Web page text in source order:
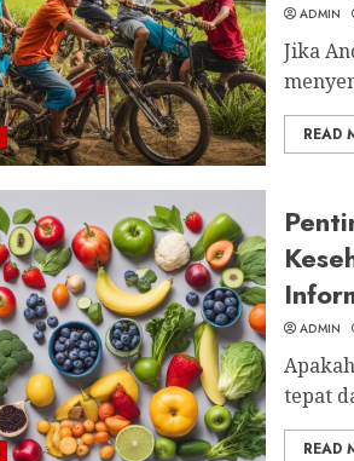
ADMIN
Jika
READ
ADMIN
tepat
READ